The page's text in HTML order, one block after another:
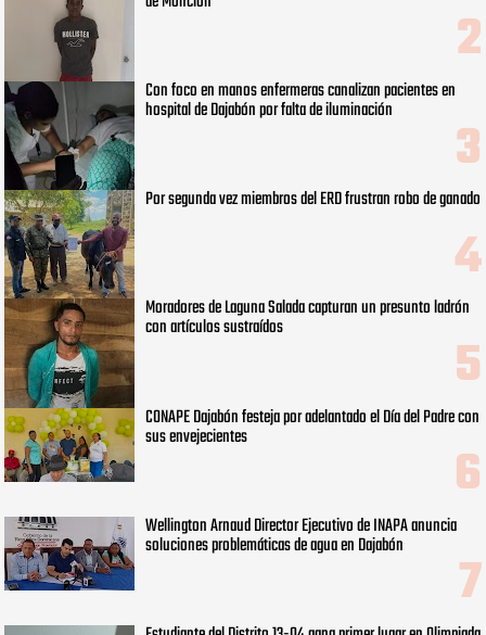
Con foco en manos enfermeras canalizan pacientes en
hospital de Dajabón por falta de iluminación
Por segunda vez miembros del ERD frustran robo de ganado
Moradores de Laguna Salada capturan un presunto ladrón
con artículos sustraídos
CONAPE Dajabón festeja por adelantado el Día del Padre con
sus envejecientes
Wellington Arnaud Director Ejecutivo de INAPA anuncia
soluciones problemáticas de agua en Dajabón